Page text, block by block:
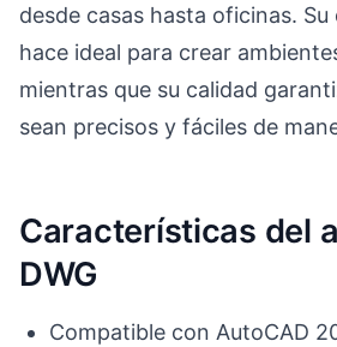
desde casas hasta oficinas.
hace ideal para crear
mientras que su calidad
sean precisos y fáciles de
Características del
DWG
Compatible con AutoCAD